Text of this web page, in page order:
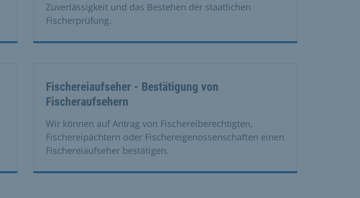
Zuverlässigkeit und das Bestehen der staatlichen
Fischerprüfung.
Fischereiaufseher - Bestätigung von
Fischeraufsehern
Wir können auf Antrag von Fischereiberechtigten,
Fischereipächtern oder Fischereigenossenschaften einen
Fischereiaufseher bestätigen.